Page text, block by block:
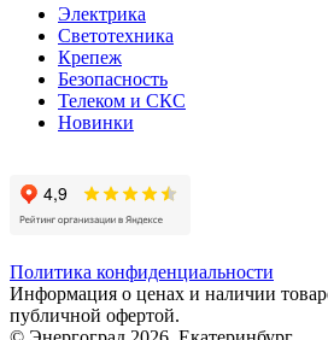
Электрика
Светотехника
Крепеж
Безопасность
Телеком и СКС
Новинки
Политика конфиденциальности
Информация о ценах и наличии
публичной офертой.